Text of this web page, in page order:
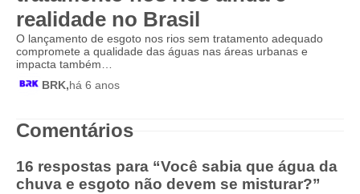
realidade no Brasil
O lançamento de esgoto nos rios sem tratamento adequado
compromete a qualidade das águas nas áreas urbanas e
impacta também…
BRK,há 6 anos
Comentários
16 respostas para “Você sabia que água da
chuva e esgoto não devem se misturar?”